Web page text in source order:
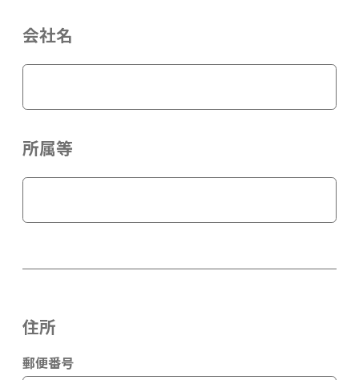
会社名
所属等
住所
郵便番号